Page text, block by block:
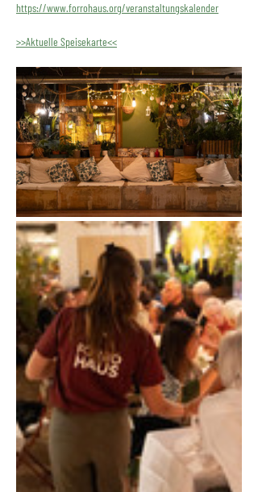
https://www.forrohaus.org/veranstaltungskalender
>>Aktuelle Speisekarte<<